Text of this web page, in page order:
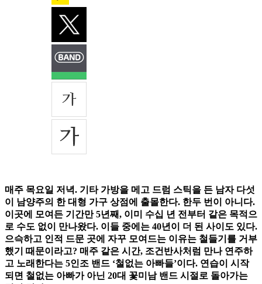
매주 목요일 저녁. 기타 가방을 메고 드럼 스틱을 든 남자 다섯
이 남양주의 한 대형 가구 상점에 출몰한다. 한두 번이 아니다.
이곳에 모여든 기간만 5년째, 이미 수십 년 전부터 같은 목적으
로 수도 없이 만나왔다. 이들 중에는 40년이 더 된 사이도 있다.
으슥하고 인적 드문 곳에 자꾸 모여드는 이유는 철들기를 거부
했기 때문이라고? 매주 같은 시간, 조건반사처럼 만나 연주하
고 노래한다는 5인조 밴드 ‘철없는 아빠들’이다. 연습이 시작
되면 철없는 아빠가 아닌 20대 꽃미남 밴드 시절로 돌아가는